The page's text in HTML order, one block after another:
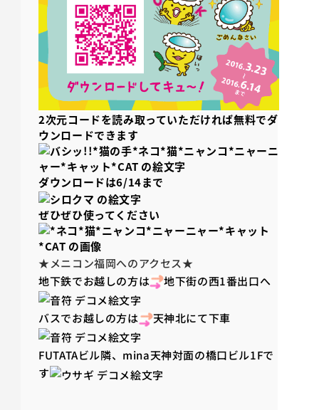
2次元コードを読み取っていただければ無料でダ
ウンロードできます
ダウンロードは6/14まで
ぜひぜひ使ってください
★メニコン福岡へのアクセス★
地下鉄でお越しの方は
地下街の西1番出口へ
バスでお越しの方は 天神北にて下車
FUTATAビル隣、mina天神対面の橋口ビル1Fで
す